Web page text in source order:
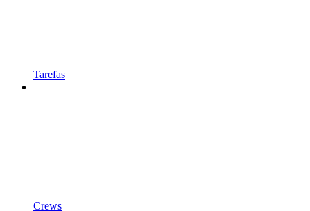
Tarefas
Crews